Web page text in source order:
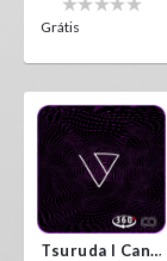
Grátis
Tsuruda I Can Get Really Crazy